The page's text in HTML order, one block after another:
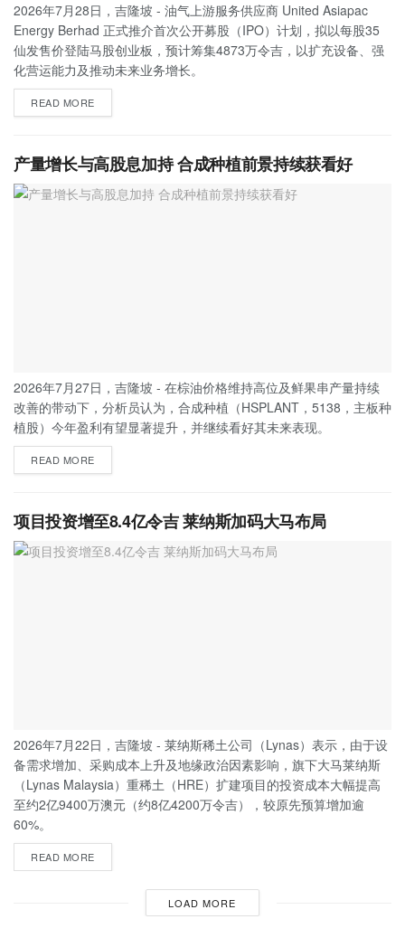
2026年7月28日，吉隆坡 - 油气上游服务供应商 United Asiapac
Energy Berhad 正式推介首次公开募股（IPO）计划，拟以每股35
仙发售价登陆马股创业板，预计筹集4873万令吉，以扩充设备、强
化营运能力及推动未来业务增长。
READ MORE
产量增长与高股息加持 合成种植前景持续获看好
2026年7月27日，吉隆坡 - 在棕油价格维持高位及鲜果串产量持续
改善的带动下，分析员认为，合成种植（HSPLANT，5138，主板种
植股）今年盈利有望显著提升，并继续看好其未来表现。
READ MORE
项目投资增至8.4亿令吉 莱纳斯加码大马布局
2026年7月22日，吉隆坡 - 莱纳斯稀土公司（Lynas）表示，由于设
备需求增加、采购成本上升及地缘政治因素影响，旗下大马莱纳斯
（Lynas Malaysia）重稀土（HRE）扩建项目的投资成本大幅提高
至约2亿9400万澳元（约8亿4200万令吉），较原先预算增加逾
60%。
READ MORE
LOAD MORE